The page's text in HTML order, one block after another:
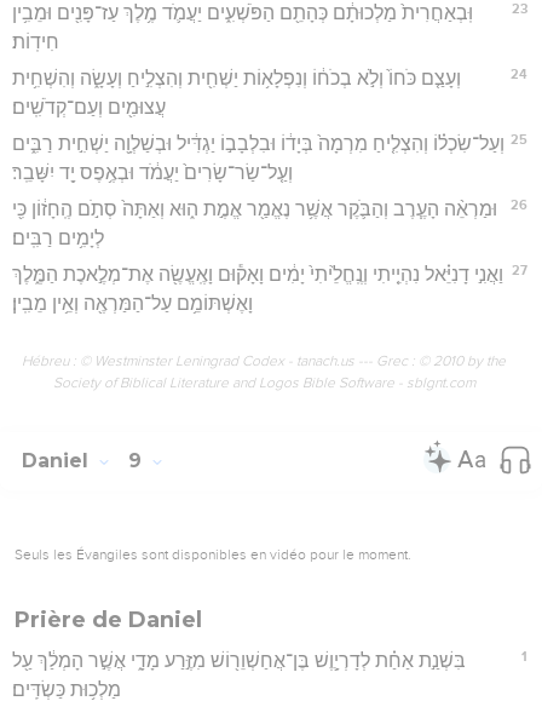
23
וּֽבְאַחֲרִית֙ מַלְכוּתָ֔ם כְּהָתֵ֖ם הַפֹּשְׁעִ֑ים יַעֲמֹ֛ד מֶ֥לֶךְ עַז־פָּנִ֖ים וּמֵבִ֥ין
חִידֽוֹת׃
24
וְעָצַ֤ם כֹּחוֹ֙ וְלֹ֣א בְכֹח֔וֹ וְנִפְלָא֥וֹת יַשְׁחִ֖ית וְהִצְלִ֣יחַ וְעָשָׂ֑ה וְהִשְׁחִ֥ית
עֲצוּמִ֖ים וְעַם־קְדֹשִֽׁים׃
25 וְעַל־שִׂכְל֗וֹ וְהִצְלִ֤יחַ מִרְמָה֙ בְּיָד֔וֹ וּבִלְבָב֣וֹ יַגְדִּ֔יל וּבְשַׁלְוָ֖ה יַשְׁחִ֣ית רַבִּ֑ים
וְעַ֤ל־שַׂר־שָׂרִים֙ יַעֲמֹ֔ד וּבְאֶ֥פֶס יָ֖ד יִשָּׁבֵֽר׃
26
וּמַרְאֵ֨ה הָעֶ֧רֶב וְהַבֹּ֛קֶר אֲשֶׁ֥ר נֶאֱמַ֖ר אֱמֶ֣ת ה֑וּא וְאַתָּה֙ סְתֹ֣ם הֶֽחָז֔וֹן כִּ֖י
לְיָמִ֥ים רַבִּֽים׃
27
וַאֲנִ֣י דָנִיֵּ֗אל נִהְיֵ֤יתִי וְנֶֽחֱלֵ֙יתִי֙ יָמִ֔ים וָאָק֕וּם וָאֶֽעֱשֶׂ֖ה אֶת־מְלֶ֣אכֶת הַמֶּ֑לֶךְ
וָאֶשְׁתּוֹמֵ֥ם עַל־הַמַּרְאֶ֖ה וְאֵ֥ין מֵבִֽין׃
Hébreu : © Westminster Leningrad Codex - tanach.us --- Grec : © 2010 by the
Society of Biblical Literature and Logos Bible Software - sblgnt.com
Daniel 9
Seuls les Évangiles sont disponibles en vidéo pour le moment.
Prière de Daniel
1
בִּשְׁנַ֣ת אַחַ֗ת לְדָרְיָ֛וֶשׁ בֶּן־אֲחַשְׁוֵר֖וֹשׁ מִזֶּ֣רַע מָדָ֑י אֲשֶׁ֣ר הָמְלַ֔ךְ עַ֖ל
מַלְכ֥וּת כַּשְׂדִּֽים׃